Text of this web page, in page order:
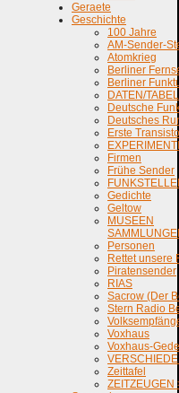
Geraete
Geschichte
100 Jahre
AM-Sender-
Atomkrieg
Berliner
Berliner
DATEN/
Deutsche
Deutsches
Erste
Firmen
Frühe Sender
Gedichte
Geltow
MUSEEN
Personen
Rettet unsere
Piratensender
RIAS
Sacrow (Der
Stern Radio
Voxhaus
Voxhaus-
Zeittafel
ZEITZEUGEN